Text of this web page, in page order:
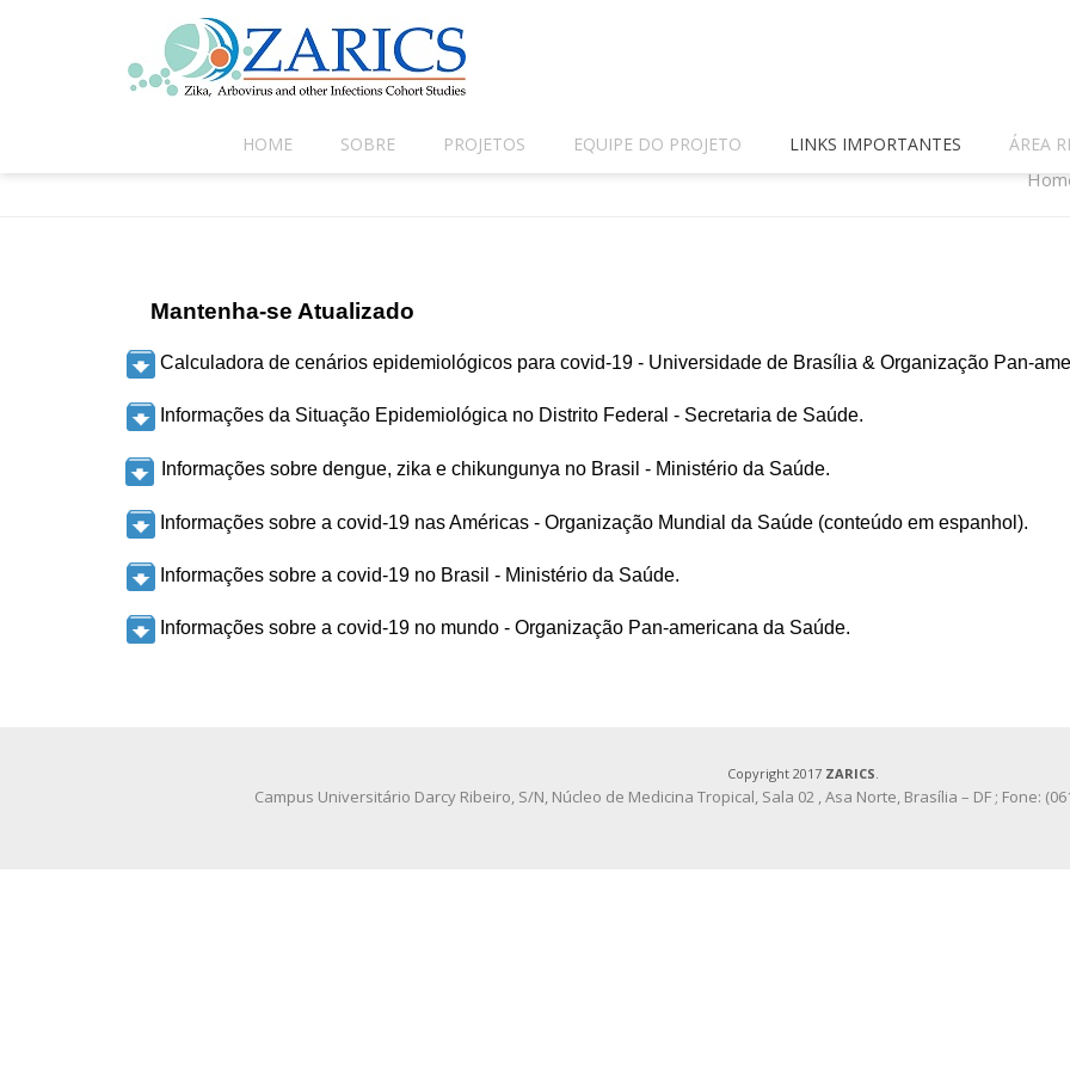
HOME SOBRE PROJETOS EQUIPE DO PROJETO LINKS IMPORTANTES ÁREA
Mantenha-se Atualizado
Calculadora de cenários epidemiológicos para covid-19 - Universidade de Brasília & Organização Pan-
Informações da Situação Epidemiológica no Distrito Federal - Secretaria de Saúde.
Informações sobre dengue, zika e chikungunya no Brasil - Ministério da Saúde.
Informações sobre a covid-19 nas Américas - Organização Mundial da Saúde (conteúdo em espanhol).
Informações sobre a covid-19 no Brasil - Ministério da Saúde.
Informações sobre a covid-19 no mundo - Organização Pan-americana da Saúde.
Copyright 2017 ZARICS
Campus Universitário Darcy Ribeiro, S/N, Núcleo de Medicina Tropical, Sala 02 , Asa Norte, Brasília – DF ; Fone: